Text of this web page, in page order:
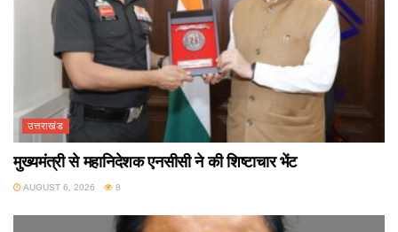
उत्तराखंड
मुख्यमंत्री से महानिदेशक एनसीसी ने की शिष्टाचार भेंट
AUGUST 6, 2026 8